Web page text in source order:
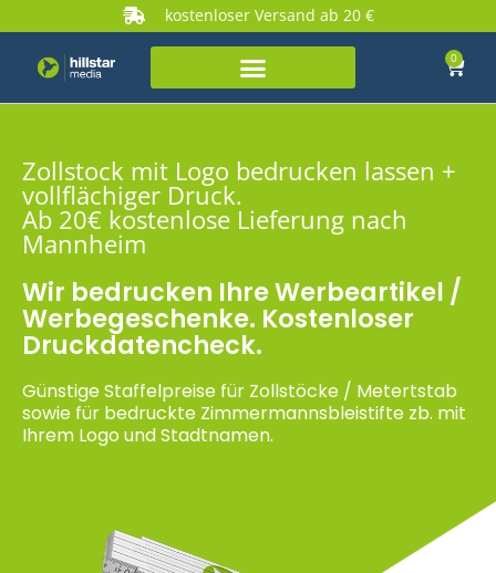
kostenloser Versand ab 20 €
0
Zollstock mit Logo bedrucken lassen +
vollflächiger Druck.
Ab 20€ kostenlose Lieferung nach
Mannheim
Wir bedrucken Ihre Werbeartikel /
Werbegeschenke. Kostenloser
Druckdatencheck.
Günstige Staffelpreise für Zollstöcke / Metertstab
sowie für bedruckte Zimmermannsbleistifte zb. mit
Ihrem Logo und Stadtnamen.